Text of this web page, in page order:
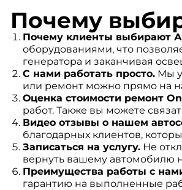
Почему
Почему клиенты выбирают
оборудованиями, что
генератора и заканчивая
С нами работать просто.Мы
или ремонт можно прямо на
Оценка стоимости ремонт
работ. Также вы можете
Видео отзывы о нашем
благодарных клиентов,
Записаться на услугу.Не
вернуть вашему автомобилю
Преимущества работы с
гарантию на выполненные